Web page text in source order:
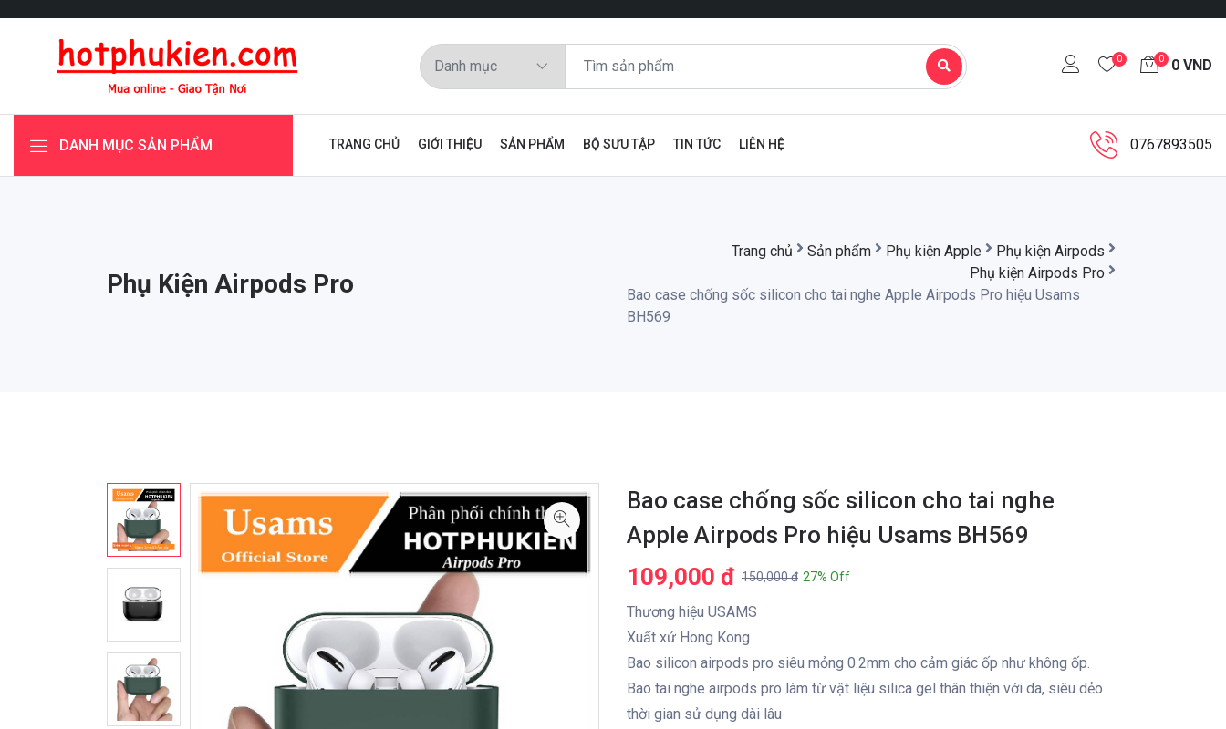
0 0 0 VND
DANH MỤC SẢN PHẨM TRANG CHỦ GIỚI THIỆU SẢN PHẨM BỘ SƯU TẬP TIN TỨC LIÊN HỆ 0767893505
Phụ Kiện Airpods Pro
Trang chủ Sản phẩm Phụ kiện Apple
Phụ kiện Airpods
Phụ kiện Airpods Pro
Bao case chống sốc silicon cho tai nghe Apple Airpods Pro hiệu Usams
BH569
Bao case chống sốc silicon cho tai nghe
Apple Airpods Pro hiệu Usams BH569
109,000 đ 150,000 đ 27% Off
Thương hiệu USAMS
Xuất xứ Hong Kong
Bao silicon airpods pro siêu mỏng 0.2mm cho cảm giác ốp như không ốp.
Bao tai nghe airpods pro làm từ vật liệu silica gel thân thiện với da, siêu dẻo
thời gian sử dụng dài lâu